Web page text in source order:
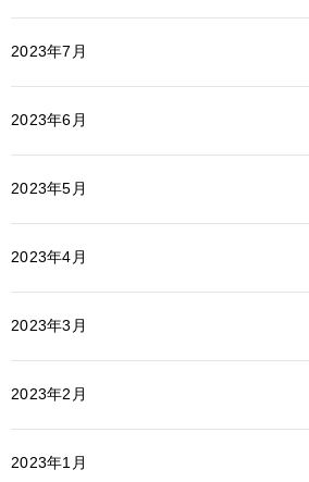
2023年7月
2023年6月
2023年5月
2023年4月
2023年3月
2023年2月
2023年1月